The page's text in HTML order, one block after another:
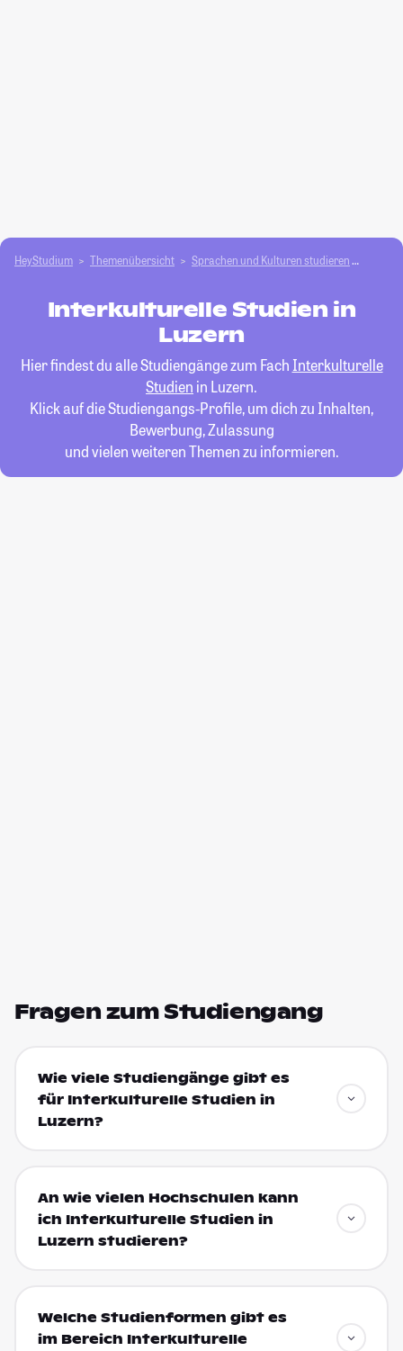
HeyStudium Themenübersicht Sprachen und Kulturen studieren
Interkulturelle Studien in
Luzern
Hier findest du alle Studiengänge zum Fach Interkulturelle
Studien in Luzern.
Klick auf die Studiengangs-Profile, um dich zu Inhalten,
Bewerbung, Zulassung
und vielen weiteren Themen zu informieren.
Fragen zum Studiengang
Wie viele Studiengänge gibt es
für Interkulturelle Studien in
Luzern?
An wie vielen Hochschulen kann
ich Interkulturelle Studien in
Luzern studieren?
Welche Studienformen gibt es
im Bereich Interkulturelle